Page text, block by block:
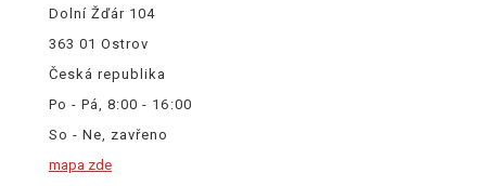
Dolní Žďár 104
363 01 Ostrov
Česká republika
Po - Pá, 8:00 - 16:00
So - Ne, zavřeno
mapa zde